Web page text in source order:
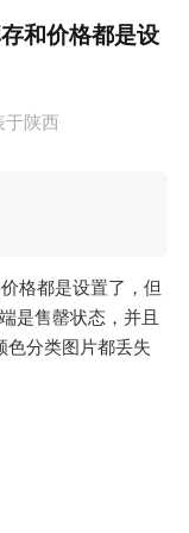
和价格都是设
于陕西
格都是设置了，但
是售罄状态，并且
色分类图片都丢失